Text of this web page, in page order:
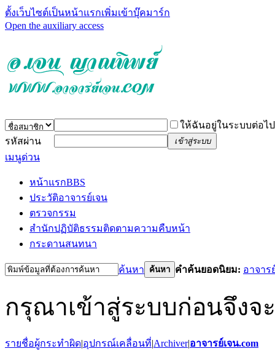
ตั้งเว็บไซต์เป็นหน้าแรกเพิ่มเข้าบุ๊คมาร์ก
Open the auxiliary access
ให้ฉันอยู่ในระบบต่อไป
รหัสผ่าน
เข้าสู่ระบบ
เมนูด่วน
หน้าแรกBBS
ประวัติอาจารย์เจน
ตรวจกรรม
สำนักปฏิบัติธรรมติดตามความคืบหน้า
กระดานสนทนา
ค้นหา ค้นหา คำค้นยอดนิยม: อาจาร
กรุณาเข้าสู่ระบบก่อนจึงจ
รายชื่อผู้กระทำผิด|อุปกรณ์เคลื่อนที่|Archiver|อาจารย์เจน.com